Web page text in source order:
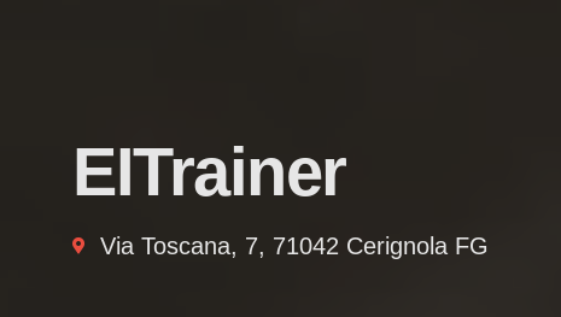
EITrainer
Via Toscana, 7, 71042 Cerignola FG